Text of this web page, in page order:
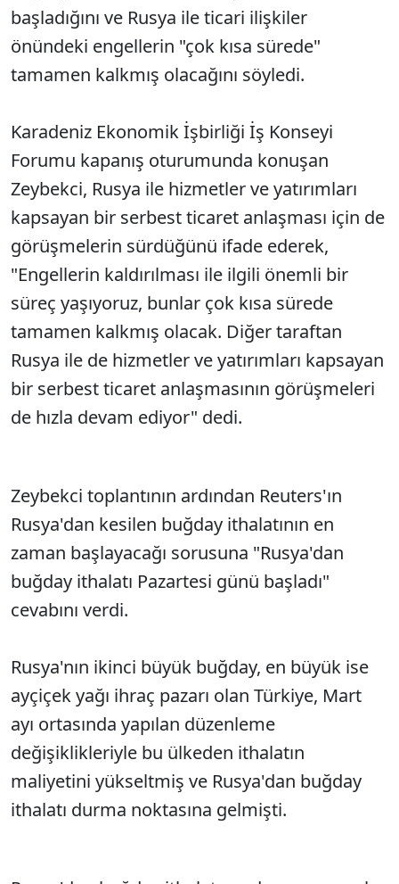
başladığını ve Rusya ile ticari ilişkiler
önündeki engellerin "çok kısa sürede"
tamamen kalkmış olacağını söyledi.
Karadeniz Ekonomik İşbirliği İş Konseyi
Forumu kapanış oturumunda konuşan
Zeybekci, Rusya ile hizmetler ve yatırımları
kapsayan bir serbest ticaret anlaşması için de
görüşmelerin sürdüğünü ifade ederek,
"Engellerin kaldırılması ile ilgili önemli bir
süreç yaşıyoruz, bunlar çok kısa sürede
tamamen kalkmış olacak. Diğer taraftan
Rusya ile de hizmetler ve yatırımları kapsayan
bir serbest ticaret anlaşmasının görüşmeleri
de hızla devam ediyor" dedi.
Zeybekci toplantının ardından Reuters'ın
Rusya'dan kesilen buğday ithalatının en
zaman başlayacağı sorusuna "Rusya'dan
buğday ithalatı Pazartesi günü başladı"
cevabını verdi.
Rusya'nın ikinci büyük buğday, en büyük ise
ayçiçek yağı ihraç pazarı olan Türkiye, Mart
ayı ortasında yapılan düzenleme
değişiklikleriyle bu ülkeden ithalatın
maliyetini yükseltmiş ve Rusya'dan buğday
ithalatı durma noktasına gelmişti.